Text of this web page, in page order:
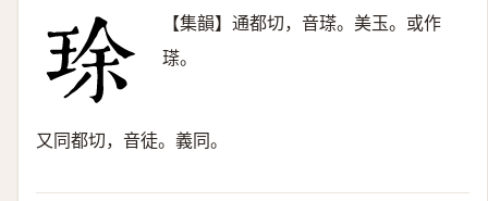
【集韻】通都切，音瑹。美玉。或作
瑹。
又同都切，音徒。義同。